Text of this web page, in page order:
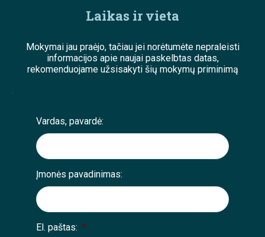
Laikas ir vieta
Mokymai jau praėjo, tačiau jei norėtumėte nepraleisti
informacijos apie naujai paskelbtas datas,
rekomenduojame užsisakyti šių mokymų priminimą
;
Vardas, pavardė:
Įmonės pavadinimas:
El. paštas: *